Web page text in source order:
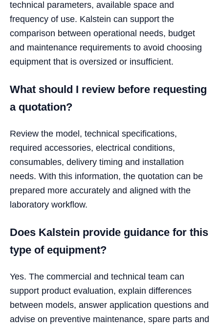
technical parameters, available space and
frequency of use. Kalstein can support the
comparison between operational needs, budget
and maintenance requirements to avoid choosing
equipment that is oversized or insufficient.
What should I review before requesting
a quotation?
Review the model, technical specifications,
required accessories, electrical conditions,
consumables, delivery timing and installation
needs. With this information, the quotation can be
prepared more accurately and aligned with the
laboratory workflow.
Does Kalstein provide guidance for this
type of equipment?
Yes. The commercial and technical team can
support product evaluation, explain differences
between models, answer application questions and
advise on preventive maintenance, spare parts and